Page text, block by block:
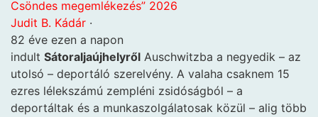
Csöndes megemlékezés” 2026
Judit B. Kádár ·
82 éve ezen a napon
indult Sátoraljaújhelyről Auschwitzba a negyedik – az
utolsó – deportáló szerelvény. A valaha csaknem 15
ezres lélekszámú zempléni zsidóságból – a
deportáltak és a munkaszolgálatosak közül – alig több